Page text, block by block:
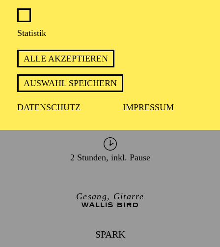
Statistik
ALLE AKZEPTIEREN
AUSWAHL SPEICHERN
DATENSCHUTZ IMPRESSUM
TERMIN
2 Stunden, inkl. Pause
Gesang, Gitarre
WALLIS BIRD
SPARK